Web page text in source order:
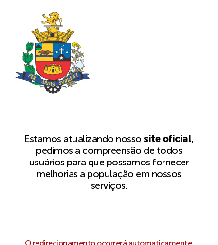
Estamos atualizando nossosite oficial,
pedimos a compreensão de todos
usuários para que possamos fornecer
melhorias a população em nossos
serviços.
O redirecionamento ocorrerá automaticamente,